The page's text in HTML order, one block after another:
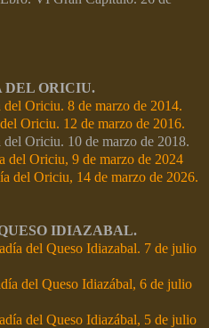
DEL ORICIU.
Oriciu. 8 de marzo de 2014.
Oriciu. 12 de marzo de 2016.
Oriciu. 10 de marzo de 2018.
Oriciu, 9 de marzo de 2024
del Oriciu, 14 de marzo de 2026.
IDIAZABAL.
del Queso Idiazabal. 7 de julio
del Queso Idiazábal, 6 de julio
del Queso Idiazábal, 5 de julio